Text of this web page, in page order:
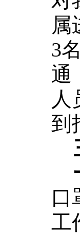
属
3
通
人
到
口
工